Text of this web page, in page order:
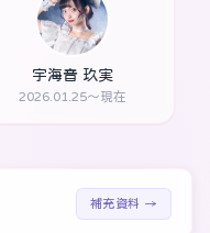
宇海音 玖実
2026.01.25～現在
補充資料 →